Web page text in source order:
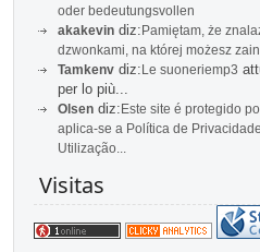
oder bedeutungsvollen
akakevin diz:Pamiętam, że
dzwonkami, na której możesz
Tamkenv diz:Le suoneriemp3
per lo più...
Olsen diz:Este site é protegido
aplica-se a Política de
Utilização...
Visitas